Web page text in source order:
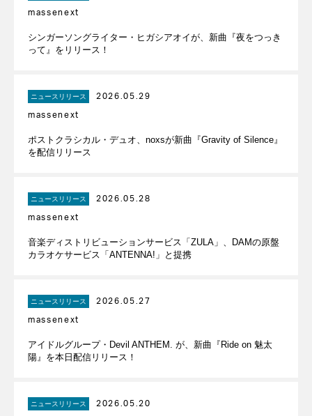
massenext
シンガーソングライター・ヒガシアオイが、新曲『夜をつっき
って』をリリース！
ニュースリリース
2026.05.29
massenext
ポストクラシカル・デュオ、noxsが新曲『Gravity of Silence』
を配信リリース
ニュースリリース
2026.05.28
massenext
音楽ディストリビューションサービス「ZULA」、DAMの原盤
カラオケサービス「ANTENNA!」と提携
ニュースリリース
2026.05.27
massenext
アイドルグループ・Devil ANTHEM. が、新曲『Ride on 魅太
陽』を本日配信リリース！
ニュースリリース
2026.05.20